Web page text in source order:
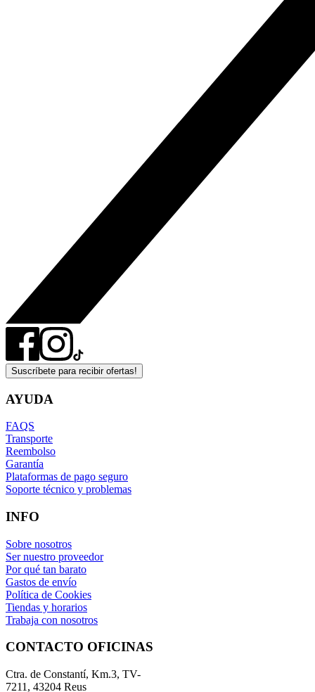
Suscríbete para recibir ofertas!
AYUDA
FAQS
Transporte
Reembolso
Garantía
Plataformas de pago seguro
Soporte técnico y problemas
INFO
Sobre nosotros
Ser nuestro proveedor
Por qué tan barato
Gastos de envío
Política de Cookies
Tiendas y horarios
Trabaja con nosotros
CONTACTO OFICINAS
Ctra. de Constantí, Km.3, TV-
7211, 43204 Reus